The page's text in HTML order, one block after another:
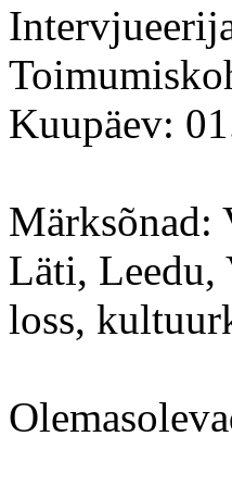
Kuupäev:
Märksõnad:
Läti, Leedu,
loss,